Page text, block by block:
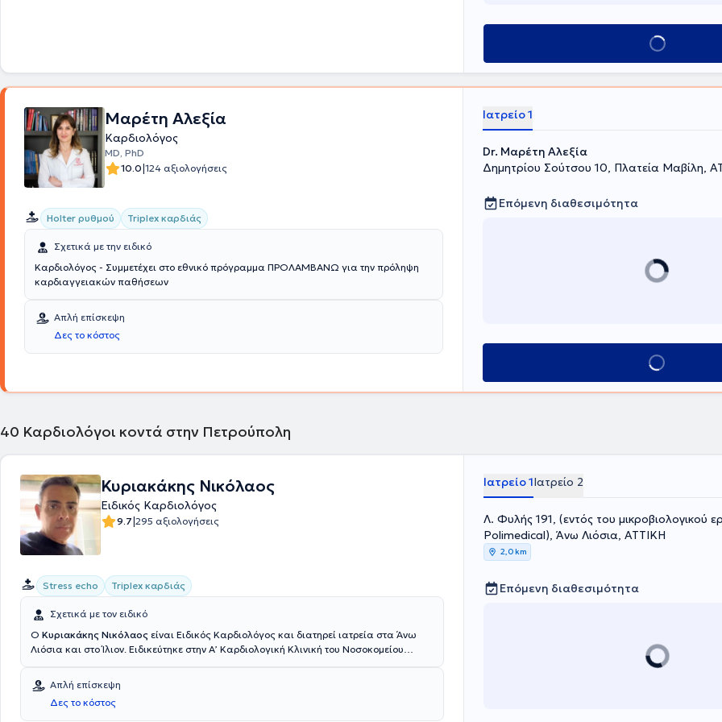
πολυϊατρεία AlfaLife. Έχει παρακολουθήσει πολλά ελληνικά και διεθνή συνέδρια
καθώς και έχει συμμετάσχει με προφορικές ανακοινώσεις και poster στο Πανελλήνιο
Τέλος, είναι υποψήφιος Διδάκτωρ του Εθνικού και Καποδιστριακού Πανεπιστημίου
Αθηνών με θέμα τις "Συγγενείς Καρδιοπάθειες", την "Καρδιακή Ανεπάρκεια" και την
"Ενδοθηλιακή Λειτουργία" στη Β' Καρδιολογική Κλινική του Πανεπιστημιακού Γενικού
Νοσοκομείου "Αττικόν", σε συνεργασία με το Ιατρείο Συγγενών Καρδιοπαθειών και το
Εργαστήριο Προληπτικής Καρδιολογίας του Πανεπιστημιακού Γενικού Νοσοκομείου
"Αττικόν".
Κλείσε ραντεβού
Μαρέτη Αλεξία
Καρδιολόγος
MD, PhD
10.0|124 αξιολογήσεις
Holter ρυθμού Triplex καρδιάς
Σχετικά με την ειδικό
Καρδιολόγος - Συμμετέχει στο εθνικό πρόγραμμα ΠΡΟΛΑΜΒΑΝΩ για την πρόληψη
καρδιαγγειακών παθήσεων
Απλή επίσκεψη
Δες το κόστος
Ιατρείο 1
Dr. Μαρέτη Αλεξία
Δημητρίου Σούτσου 10, Πλατεία Μαβίλη,
Επόμενη διαθεσιμότητα
Κλείσε ραντεβού
40 Καρδιολόγοι κοντά στην Πετρούπολη
Κυριακάκης Νικόλαος
Ειδικός Καρδιολόγος
9.7|295 αξιολογήσεις
Stress echo Triplex καρδιάς
Σχετικά με τον ειδικό
Ο Κυριακάκης Νικόλαος είναι Ειδικός Καρδιολόγος και διατηρεί ιατρεία στα Άνω
Λιόσια και στο Ίλιον. Ειδικεύτηκε στην Α’ Καρδιολογική Κλινική του Νοσοκομείου
αορτικού τόξου, ηλεκτροκαρδιογράφημα (ΗΚΓ), holter ρυθμού και πίεσης. Επίσης
διεξάγει εξετάσεις που αφορούν: αρρυθμίες, καρδιακή ανεπάρκεια, βαλβιδοπάθειες,
στεφανιαία νόσος, κληρονομικές παθήσεις καρδιάς και υπέρταση. Επίσης,
Απλή επίσκεψη
Δες το κόστος
Ιατρείο 1Ιατρείο 2
Λ. Φυλής 191, (εντός του μικροβιολογικού
Polimedical), Άνω Λιόσια, ΑΤΤΙΚΗ
2,0 km
Επόμενη διαθεσιμότητα